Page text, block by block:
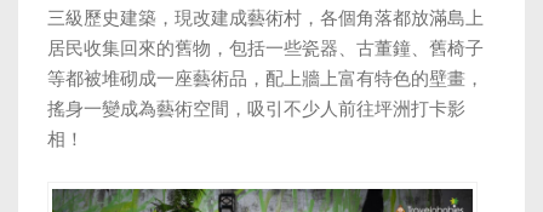
三級歷史建築，現改建成藝術村，各個角落都放滿島上
居民收集回來的舊物，包括一些瓷器、古董鐘、舊椅子
等都被堆砌成一座藝術品，配上牆上富有特色的壁畫，
搖身一變成為藝術空間，吸引不少人前往坪洲打卡影
相！